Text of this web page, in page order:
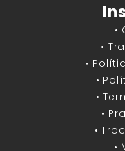
•
•
•
•
•
•
•
•